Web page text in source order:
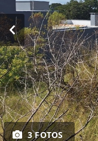
3 FOTOS